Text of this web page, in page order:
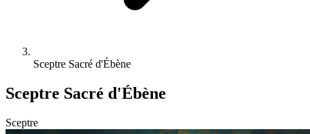
Sceptre Sacré d'Ébène
Sceptre Sacré d'Ébène
Sceptre